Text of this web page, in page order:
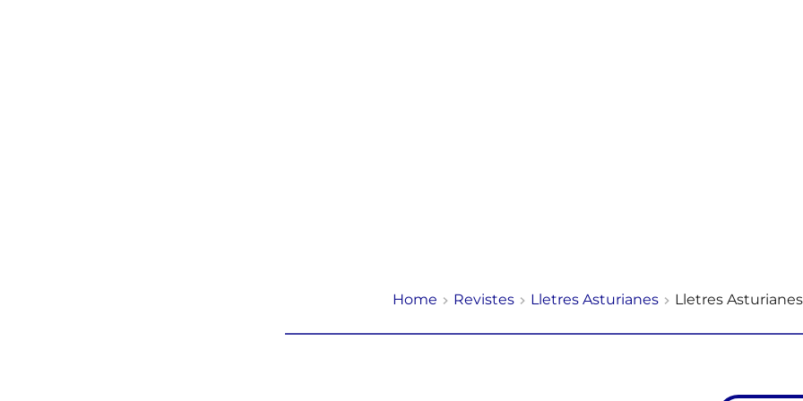
Home Revistes Lletres Asturianes Lletres Asturianes